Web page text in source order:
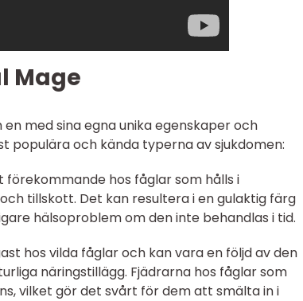
Mage
med sina egna unika egenskaper och
populära och kända typerna av sjukdomen:
förekommande hos fåglar som hålls i
tillskott. Det kan resultera i en gulaktig färg
hälsoproblem om den inte behandlas i tid.
hos vilda fåglar och kan vara en följd av den
näringstillägg. Fjädrarna hos fåglar som
vilket gör det svårt för dem att smälta in i